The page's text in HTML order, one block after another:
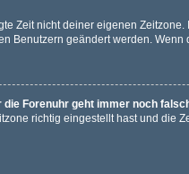
Zeit nicht deiner eigenen
Benutzern geändert werden.
die Forenuhr geht immer noch
richtig eingestellt hast und die